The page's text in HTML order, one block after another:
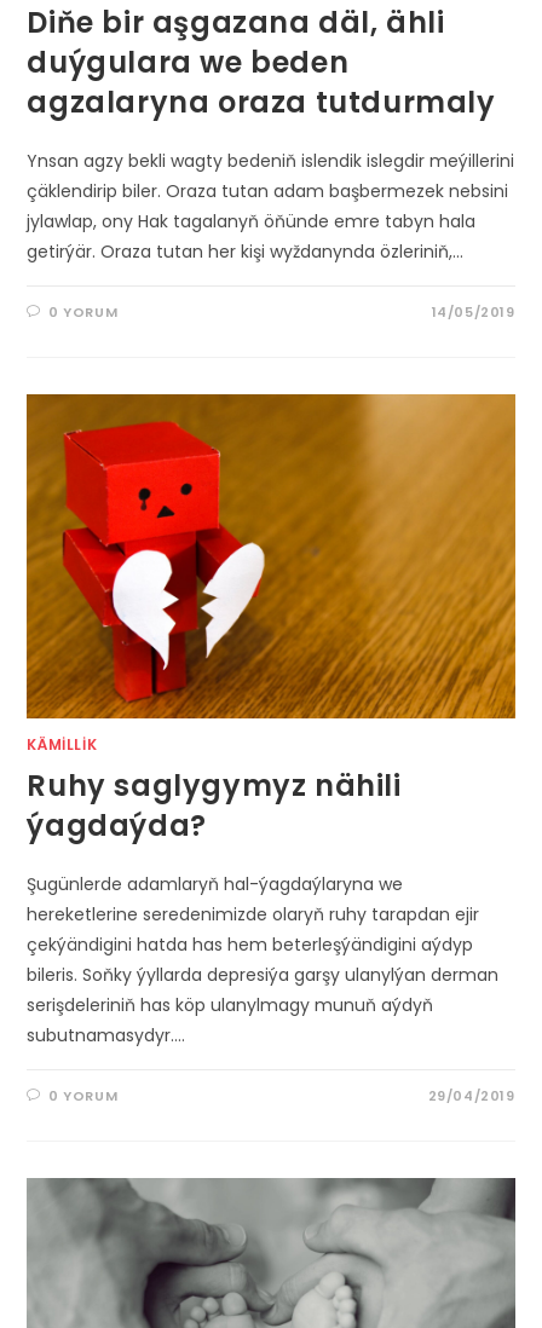
Diňe bir aşgazana däl, ähli
duýgulara we beden
agzalaryna oraza tutdurmaly
Ynsan agzy bekli wagty bedeniň islendik islegdir meýillerini
çäklendirip biler. Oraza tutan adam başbermezek nebsini
jylawlap, ony Hak tagalanyň öňünde emre tabyn hala
getirýär. Oraza tutan her kişi wyždanynda özleriniň,…
0 YORUM 14/05/2019
KÄMILLIK
Ruhy saglygymyz nähili
ýagdaýda?
Şugünlerde adamlaryň hal-ýagdaýlaryna we
hereketlerine seredenimizde olaryň ruhy tarapdan ejir
çekýändigini hatda has hem beterleşýändigini aýdyp
bileris. Soňky ýyllarda depresiýa garşy ulanylýan derman
serişdeleriniň has köp ulanylmagy munuň aýdyň
subutnamasydyr.…
0 YORUM 29/04/2019